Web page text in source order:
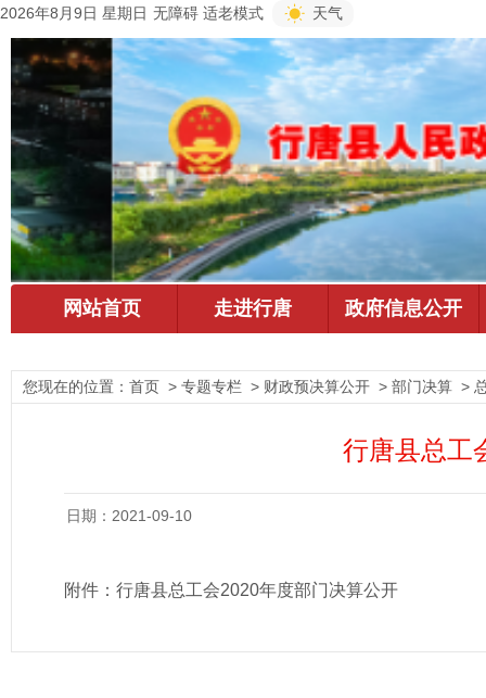
2026年8月9日 星期日 无障碍 适老模式 天气
您现在的位置： 首页 > 专题专栏 > 财政预决算公开 > 部门决算 >
行唐县总工
日期：2021-09-10
附件： 行唐县总工会2020年度部门决算公开